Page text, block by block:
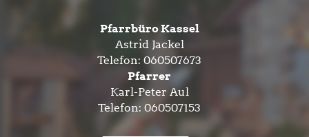
Pfarrbüro Kassel
Astrid Jackel
Telefon: 060507673
Pfarrer
Karl-Peter Aul
Telefon: 060507153